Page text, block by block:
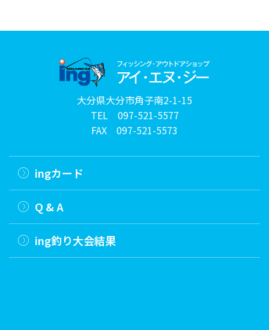
大分県大分市角子南2-1-15
TEL 097-521-5577
FAX 097-521-5573
ingカード
Q & A
ing釣り大会結果